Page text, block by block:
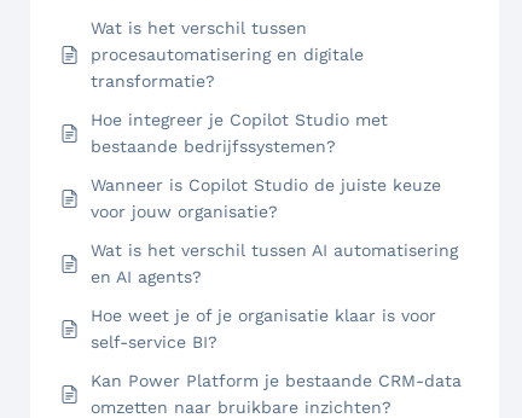
Wat is het verschil tussen
procesautomatisering en digitale
transformatie?
Hoe integreer je Copilot Studio met
bestaande bedrijfssystemen?
Wanneer is Copilot Studio de juiste keuze
voor jouw organisatie?
Wat is het verschil tussen AI automatisering
en AI agents?
Hoe weet je of je organisatie klaar is voor
self-service BI?
Kan Power Platform je bestaande CRM-data
omzetten naar bruikbare inzichten?